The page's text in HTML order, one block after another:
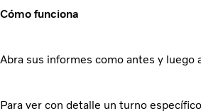
Cómo funciona
Abra sus informes como antes y luego
Para ver con detalle un turno